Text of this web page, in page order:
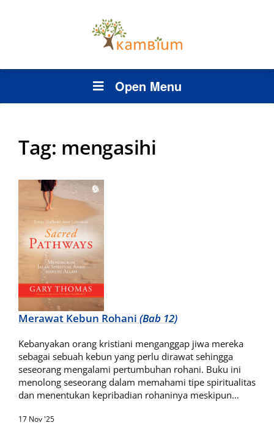
Open Menu
Tag: mengasihi
Merawat Kebun Rohani (Bab 12)
Kebanyakan orang kristiani menganggap jiwa mereka
sebagai sebuah kebun yang perlu dirawat sehingga
seseorang mengalami pertumbuhan rohani. Buku ini
menolong seseorang dalam memahami tipe spiritualitas
dan menentukan kepribadian rohaninya meskipun…
17 Nov '25